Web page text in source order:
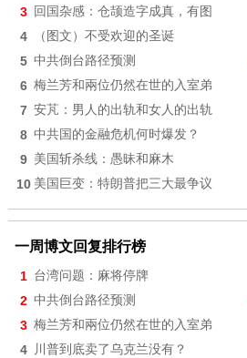
3 回国杂感：仓颉造字成真，有图
4 （图文）不受欢迎的圣诞
5 中共倒台路径预测
6 梅兰芳和兩位仍然在世的入室弟
7 安芃：男人的出轨和女人的出轨
8 中共国的金融危机何时爆发？
9 美国斩杀线：愚昧和麻木
10 美国巨变：特朗普把三大最争议
一周博文回复排行榜
1 台湾问题：麻将停牌
2 中共倒台路径预测
3 梅兰芳和兩位仍然在世的入室弟
4 川普到底卖了乌克兰没有？